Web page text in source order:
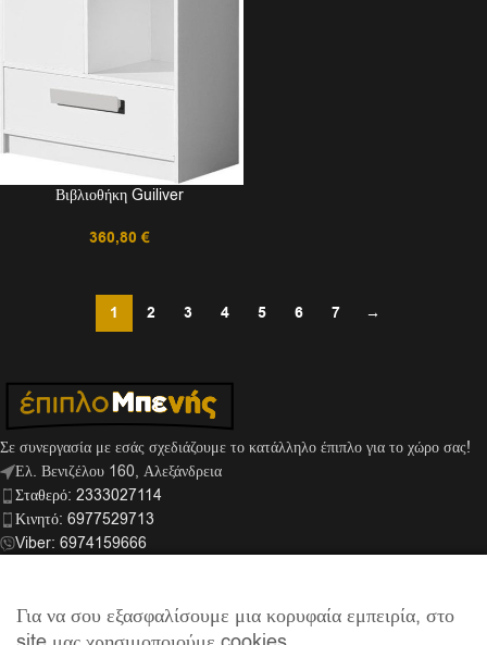
Βιβλιοθήκη Guiliver
360,80 €
1 2 3 4 5 6 7 →
Σε συνεργασία με εσάς σχεδιάζουμε το κατάλληλο έπιπλο για το χώρο σας!
Ελ. Βενιζέλου 160, Αλεξάνδρεια
Σταθερό: 2333027114
Κινητό: 6977529713
Viber: 6974159666
Για να σου εξασφαλίσουμε μια κορυφαία εμπειρία, στο